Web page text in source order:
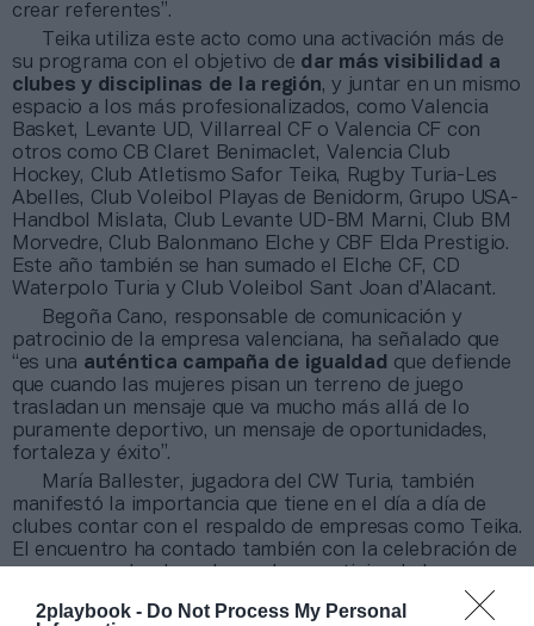
2playbook - Do Not Process My Personal
crear referentes”.
Teika utiliza este acto como una activación más de
su programa con el objetivo de dar más visibilidad a
clubes y disciplinas de la región, y juntar en un mismo
espacio a los más profesionalizados, como Valencia
Basket, Levante UD, Villarreal CF o Valencia CF con
otros como CB Claret Benimaclet, Valencia Club
Hockey, Club Atletismo Safor Teika, Rugby Turia-Les
Abelles, Club Voleibol Playas de Benidorm, Grupo USA-
Handbol Mislata, Club Levante UD-BM Marni, Club BM
Morvedre, Club Balonmano Elche y CBF Elda Prestigio.
Este año también se han sumado el Elche CF, CD
Waterpolo Turia y Club Voleibol Sant Joan d’Alacant.
Begoña Cano, responsable de comunicación y
patrocinio de la empresa valenciana, ha señalado que
“es una auténtica campaña de igualdad que defiende
que cuando las mujeres pisan un terreno de juego
trasladan un mensaje que va mucho más allá de lo
puramente deportivo, un mensaje de oportunidades,
fortaleza y éxito”.
María Ballester, jugadora del CW Turia, también
manifestó la importancia que tiene en el día a día de
clubes contar con el respaldo de empresas como Teika.
El encuentro ha contado también con la celebración de
periodista Paula Lerin, Silvia de Uña, especialista en
psicología deportiva y Lucia Carmona, coeducadora y